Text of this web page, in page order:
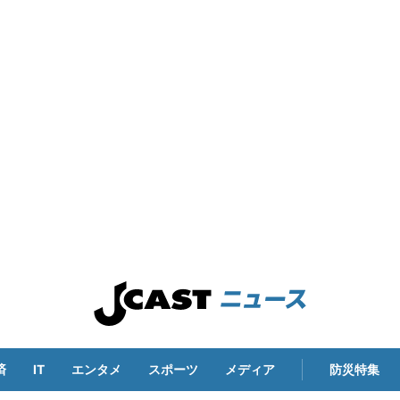
IT エンタメ スポーツ メディア 防災特集